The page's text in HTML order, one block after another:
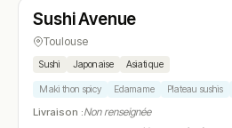
N° 21
Sushi Avenue
Toulouse
Sushi Japonaise Asiatique
Maki thon spicy Edamame Plateau sushis
Livraison :Non renseignée